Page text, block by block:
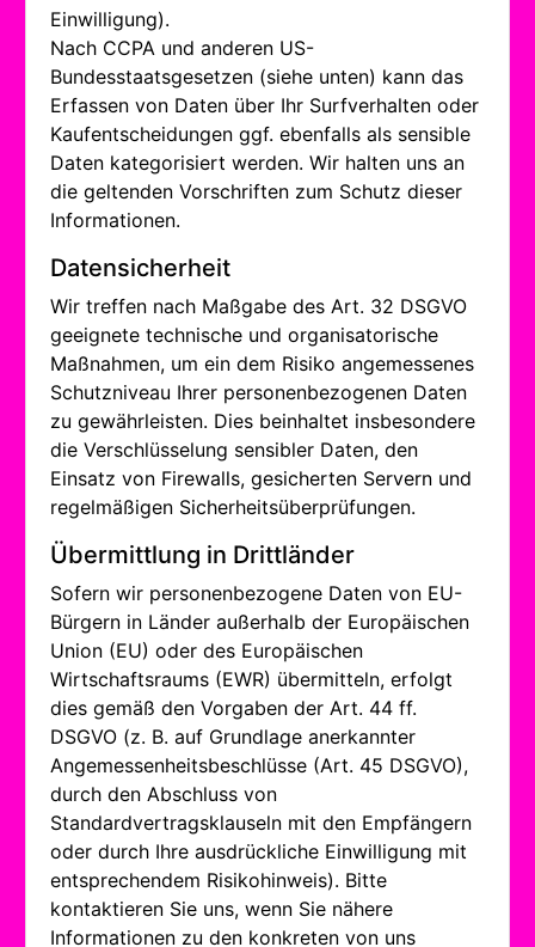
Einwilligung).
Nach CCPA und anderen US-
Bundesstaatsgesetzen (siehe unten) kann das
Erfassen von Daten über Ihr Surfverhalten oder
Kaufentscheidungen ggf. ebenfalls als sensible
Daten kategorisiert werden. Wir halten uns an
die geltenden Vorschriften zum Schutz dieser
Informationen.
Datensicherheit
Wir treffen nach Maßgabe des Art. 32 DSGVO
geeignete technische und organisatorische
Maßnahmen, um ein dem Risiko angemessenes
Schutzniveau Ihrer personenbezogenen Daten
zu gewährleisten. Dies beinhaltet insbesondere
die Verschlüsselung sensibler Daten, den
Einsatz von Firewalls, gesicherten Servern und
regelmäßigen Sicherheitsüberprüfungen.
Übermittlung in Drittländer
Sofern wir personenbezogene Daten von EU-
Bürgern in Länder außerhalb der Europäischen
Union (EU) oder des Europäischen
Wirtschaftsraums (EWR) übermitteln, erfolgt
dies gemäß den Vorgaben der Art. 44 ff.
DSGVO (z. B. auf Grundlage anerkannter
Angemessenheitsbeschlüsse (Art. 45 DSGVO),
durch den Abschluss von
Standardvertragsklauseln mit den Empfängern
oder durch Ihre ausdrückliche Einwilligung mit
entsprechendem Risikohinweis). Bitte
kontaktieren Sie uns, wenn Sie nähere
Informationen zu den konkreten von uns